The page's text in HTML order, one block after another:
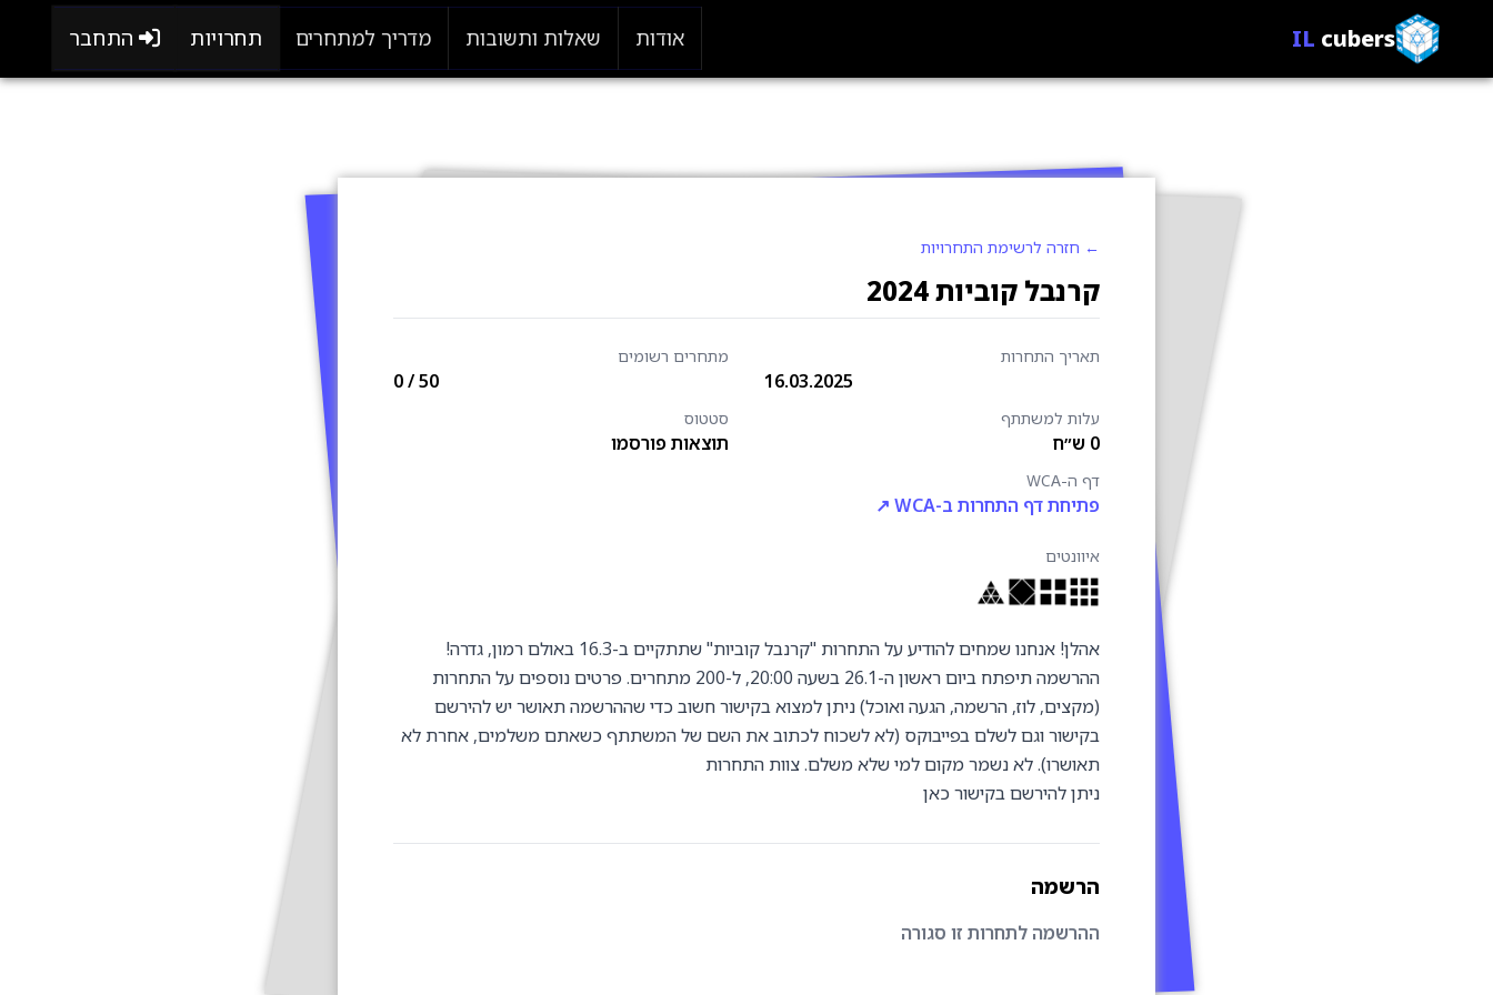
IL cubers אודות שאלות ותשובות מדריך למתחרים תחרויות התחבר
← חזרה לרשימת התחרויות
קרנבל קוביות 2024
תאריך התחרות
16.03.2025
מתחרים רשומים
0/ 50
עלות למשתתף
0 ש״ח
סטטוס
תוצאות פורסמו
דף ה-WCA
פתיחת דף התחרות ב-WCA ↗
איוונטים
אהלן! אנחנו שמחים להודיע על התחרות "קרנבל קוביות" שתתקיים ב-16.3 באולם רמון, גדרה!
ההרשמה תיפתח ביום ראשון ה-26.1 בשעה 20:00, ל-200 מתחרים. פרטים נוספים על התחרות
(מקצים, לוז, הרשמה, הגעה ואוכל) ניתן למצוא בקישור חשוב כדי שההרשמה תאושר יש להירשם
בקישור וגם לשלם בפייבוקס (לא לשכוח לכתוב את השם של המשתתף כשאתם משלמים, אחרת לא
תאושרו). לא נשמר מקום למי שלא משלם. צוות התחרות
ניתן להירשםבקישור כאן
הרשמה
ההרשמה לתחרות זו סגורה